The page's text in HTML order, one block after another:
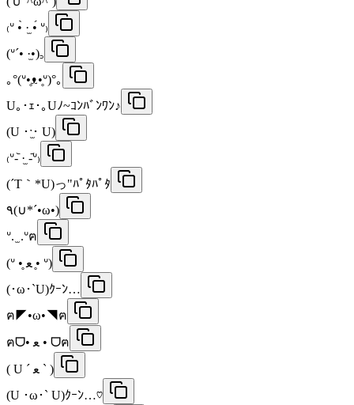
₍ᐡ •̀ ·̫ •́ ᐡ₎
(ᐡ´• ·̫•)꜆
｡°(ᐡ•̥ᴥ•̥ᐡ)°｡
U｡･ｪ･｡Uﾉ~ｺﾝﾊﾞﾝﾜﾝ♪
(U ･ˑ̫･ U)
₍ᐡ-᷅ ·̫ -᷄ᐡ₎
(´T｀*U)っ"ﾊﾟﾀﾊﾟﾀ
٩(∪*´•ω•)
ᐡ. ̫ .ᐡฅ
(ᐡ •̥ ﻌ •̥ ᐡ)
(･ω･`U)ｸｰﾝ…
ฅ◤•ω•◥ฅ
ฅᗜ• ﻌ • ᗜฅ
( U ´ ﻌ ` )
(U ･ω･` U)ｸｰﾝ…♡